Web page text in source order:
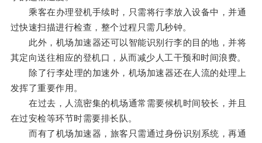
乘客在办理登机手续时，只需将行李放入设备中，并通
过快速扫描进行检查，整个过程只需几秒钟。
此外，机场加速器还可以智能识别行李的目的地，并将
其定向送往相应的登机口，从而减少人工干预和时间浪费。
除了行李处理的加速外，机场加速器还在人流的处理上
发挥了重要作用。
在过去，人流密集的机场通常需要候机时间较长，并且
在过安检等环节时需要排长队。
而有了机场加速器，旅客只需通过身份识别系统，再通